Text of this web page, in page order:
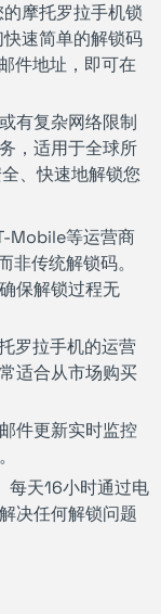
摩托罗拉手机锁
速简单的解锁码
件地址，即可在
有复杂网络限制
，适用于全球所
、快速地解锁您
Mobile等运营商
非传统解锁码。
保解锁过程无
罗拉手机的运营
适合从市场购买
件更新实时监控
每天16小时通过电
决任何解锁问题